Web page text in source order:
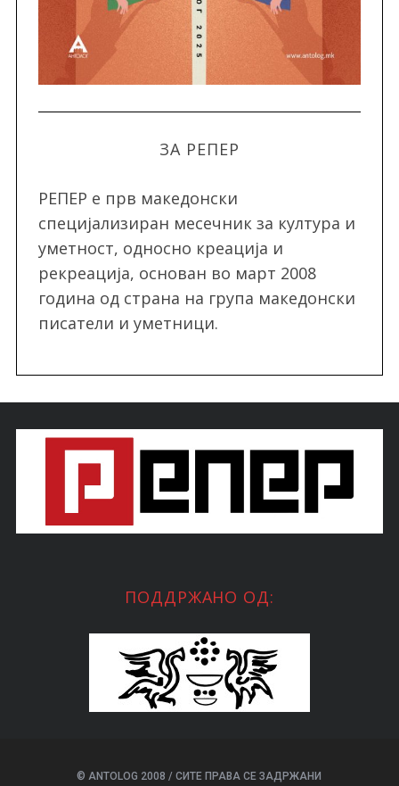
ЗА РЕПЕР
РЕПЕР e прв македонски
специјализиран месечник за култура и
уметност, односно креација и
рекреација, oснован во март 2008
година од страна на група македонски
писатели и уметници.
ПОДДРЖАНО ОД:
© ANTOLOG 2008 / СИТЕ ПРАВА СЕ ЗАДРЖАНИ